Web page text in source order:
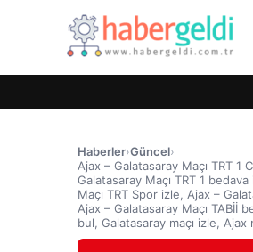
Haberler›Güncel›
Ajax – Galatasaray Maçı TRT 1
Galatasaray Maçı TRT 1
Maçı TRT Spor izle, Ajax –
Ajax – Galatasaray Maçı TABİİ
bul, Galatasaray maçı izle, Ajax